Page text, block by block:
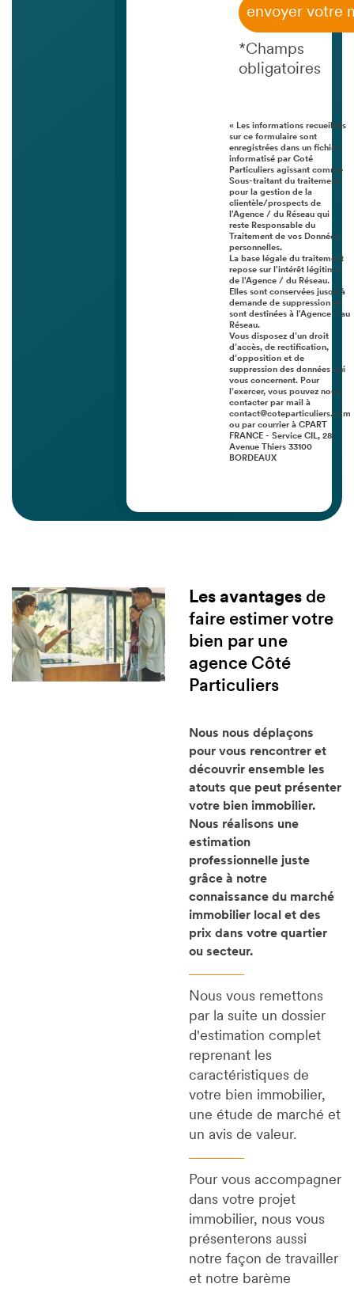
envoyer votre
*Champs
obligatoires
« Les informations recueillies
sur ce formulaire sont
enregistrées dans un fichier
informatisé par Coté
Particuliers agissant comme
Sous-traitant du traitement
pour la gestion de la
clientèle/prospects de
l'Agence / du Réseau qui
reste Responsable du
Traitement de vos Données
personnelles.
La base légale du traitement
repose sur l'intérêt légitime
de l'Agence / du Réseau.
Elles sont conservées jusqu'à
demande de suppression et
sont destinées à l'Agence / au
Réseau.
Vous disposez d’un droit
d’accès, de rectification,
d’opposition et de
suppression des données qui
vous concernent. Pour
l’exercer, vous pouvez nous
contacter par mail à
contact@coteparticuliers.com
ou par courrier à CPART
FRANCE - Service CIL, 28,
Avenue Thiers 33100
BORDEAUX
Les avantagesde
faire estimer votre
bien par une
agence Côté
Particuliers
Nous nous déplaçons
pour vous rencontrer et
découvrir ensemble les
atouts que peut présenter
votre bien immobilier.
Nous réalisons une
estimation
professionnelle juste
grâce à notre
connaissance du marché
immobilier local et des
prix dans votre quartier
ou secteur.
Nous vous remettons
par la suite un dossier
d'estimation complet
reprenant les
caractéristiques de
votre bien immobilier,
une étude de marché et
un avis de valeur.
Pour vous accompagner
dans votre projet
immobilier, nous vous
présenterons aussi
notre façon de travailler
et notre barème